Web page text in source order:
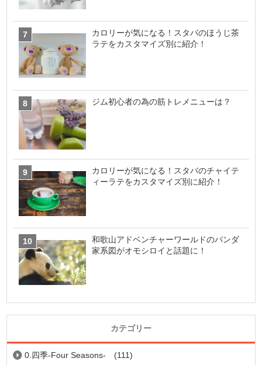
カロリーが気になる！スタバのほうじ茶
ラテをカスタマイズ別に紹介！
ジム初心者の為の筋トレメニューは？
カロリーが気になる！スタバのチャイテ
ィーラテをカスタマイズ別に紹介！
和歌山アドベンチャーワールドのパンダ
家系図がオモシロイと話題に！
カテゴリー
0.四季-Four Seasons-
(111)